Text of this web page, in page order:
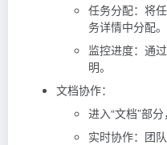
任务分配：将
务详情中分配。
监控进度：通
明。
文档协作：
进入“文档”部
实时协作：团